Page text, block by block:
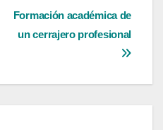
Formación académica de
un cerrajero profesional